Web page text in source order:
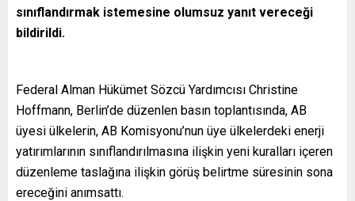
sınıflandırmak istemesine olumsuz yanıt vereceği
bildirildi.
Federal Alman Hükümet Sözcü Yardımcısı Christine
Hoffmann, Berlin’de düzenlen basın toplantısında, AB
üyesi ülkelerin, AB Komisyonu’nun üye ülkelerdeki enerji
yatırımlarının sınıflandırılmasına ilişkin yeni kuralları içeren
düzenleme taslağına ilişkin görüş belirtme süresinin sona
ereceğini anımsattı.